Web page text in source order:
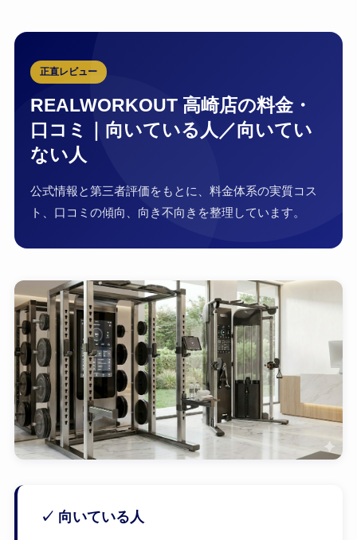
正直レビュー
REALWORKOUT 高崎店の料金・
口コミ｜向いている人／向いてい
ない人
公式情報と第三者評価をもとに、料金体系の実質コス
ト、口コミの傾向、向き不向きを整理しています。
✓ 向いている人